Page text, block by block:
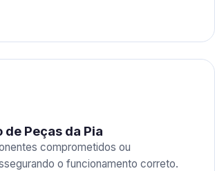
Peças da Pia
comprometidos ou
o funcionamento correto.